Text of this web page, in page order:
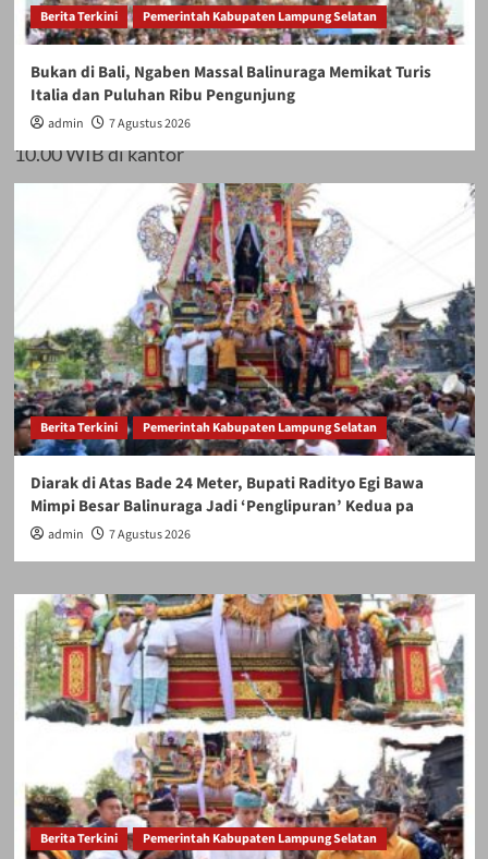
“Aksi ini rencananya
akan dimulai pukul
10.00 WIB di kantor
DPRD. Kami ingin
menyuarakan
tuntutan agar
pemerintah segera
mengambil langkah
konkret dalam
menetapkan harga
singkong yang adil
bagi petani,” ujar
Berita Terkini Pemerintah Kabupaten Lampung Selatan
Bukan di Bali, Ngaben Massal Balinuraga Memikat Turis
Italia dan Puluhan Ribu Pengunjung
admin 7 Agustus 2026
Berita Terkini Pemerintah Kabupaten Lampung Selatan
Diarak di Atas Bade 24 Meter, Bupati Radityo Egi Bawa
Mimpi Besar Balinuraga Jadi ‘Penglipuran’ Kedua pa
admin 7 Agustus 2026
Berita Terkini Pemerintah Kabupaten Lampung Selatan